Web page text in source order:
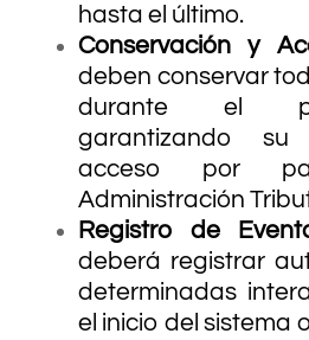
hasta el último.
Conservación y
deben conservar
durante el
garantizando
acceso por
Administración
Registro de
deberá registrar
determinadas
el inicio del sistema